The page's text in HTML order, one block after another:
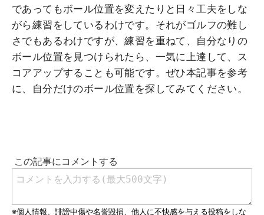
であってもボール位置を変えたりと日々工夫をしな
がら練習をしているわけです。それがゴルフの難し
さでもあるわけですが、練習を重ねて、自分なりの
ボール位置を見つけられたら、一気に上達して、ス
コアアップすることも可能です。ぜひ本記事を参考
に、自分だけのボール位置を探してみてください。